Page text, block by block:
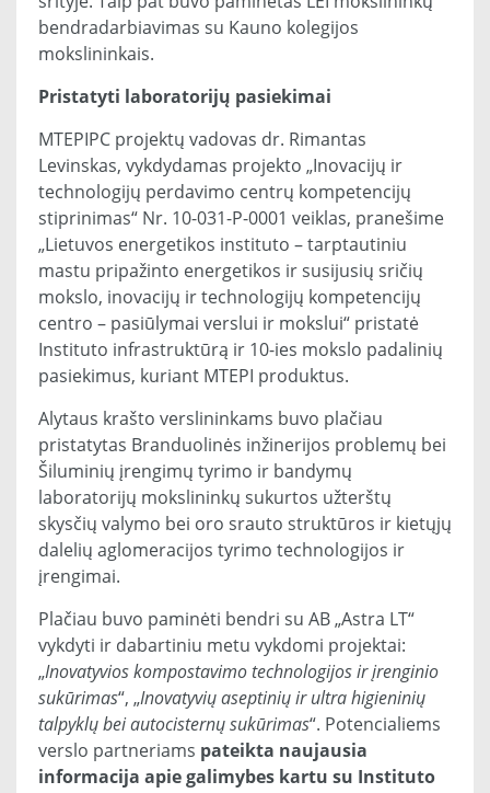
bendradarbiavimas su Kauno kolegijos
mokslininkais.
Pristatyti laboratorijų pasiekimai
MTEPIPC projektų vadovas dr. Rimantas
Levinskas, vykdydamas projekto „Inovacijų ir
technologijų perdavimo centrų kompetencijų
stiprinimas“ Nr. 10-031-P-0001 veiklas, pranešime
„Lietuvos energetikos instituto – tarptautiniu
mastu pripažinto energetikos ir susijusių sričių
mokslo, inovacijų ir technologijų kompetencijų
centro – pasiūlymai verslui ir mokslui“ pristatė
Instituto infrastruktūrą ir 10-ies mokslo padalinių
pasiekimus, kuriant MTEPI produktus.
Alytaus krašto verslininkams buvo plačiau
pristatytas Branduolinės inžinerijos problemų bei
Šiluminių įrengimų tyrimo ir bandymų
laboratorijų mokslininkų sukurtos užterštų
skysčių valymo bei oro srauto struktūros ir kietųjų
dalelių aglomeracijos tyrimo technologijos ir
įrengimai.
Plačiau buvo paminėti bendri su AB „Astra LT“
vykdyti ir dabartiniu metu vykdomi projektai:
„Inovatyvios kompostavimo technologijos ir įrenginio
sukūrimas“, „Inovatyvių aseptinių ir ultra higieninių
talpyklų bei autocisternų sukūrimas“. Potencialiems
verslo partneriams pateikta naujausia
informacija apie galimybes kartu su Instituto